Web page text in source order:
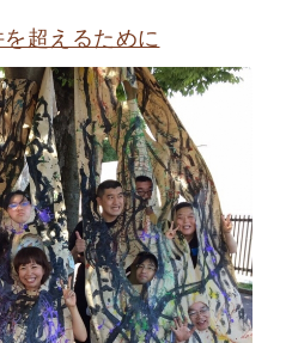
超えるために